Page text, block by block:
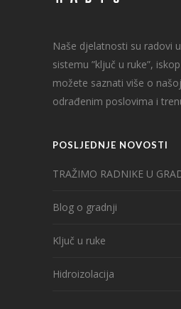
Naše djelatnosti su radovi
sistemu ”ključ u ruke”,
možete saznati više o
odrađenim poslovima i
POSLJEDNJE NOVOSTI
TRAŽIMO RADNIKE U
Blog o gradnji
Ključ u ruke
Hidroizolacija